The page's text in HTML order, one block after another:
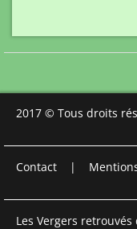
2017 © Tous droits
Contact |
Les Vergers retrouvés